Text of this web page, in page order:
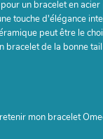
un bracelet en
touche d'élégance
peut être le
bracelet de la bonne
mon bracelet